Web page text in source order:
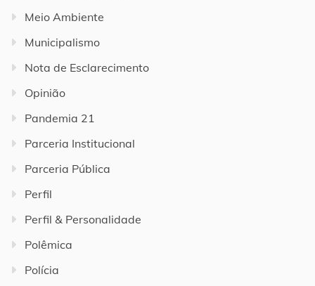
Meio Ambiente
Municipalismo
Nota de Esclarecimento
Opinião
Pandemia 21
Parceria Institucional
Parceria Pública
Perfil
Perfil & Personalidade
Polêmica
Polícia